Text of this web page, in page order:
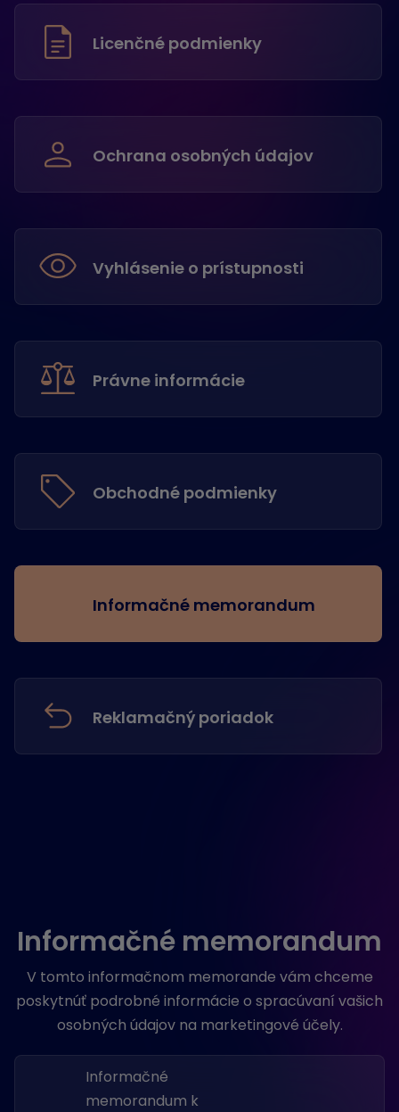
Licenčné podmienky
Ochrana osobných údajov
Vyhlásenie o prístupnosti
Právne informácie
Obchodné podmienky
Informačné memorandum
Reklamačný poriadok
Informačné memorandum
V tomto informačnom memorande vám chceme
poskytnúť podrobné informácie o spracúvaní vašich
osobných údajov na marketingové účely.
Informačné
memorandum k